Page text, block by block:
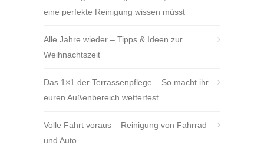
eine perfekte Reinigung wissen müsst
Alle Jahre wieder – Tipps & Ideen zur
Weihnachtszeit
Das 1×1 der Terrassenpflege – So macht ihr
euren Außenbereich wetterfest
Volle Fahrt voraus – Reinigung von Fahrrad
und Auto